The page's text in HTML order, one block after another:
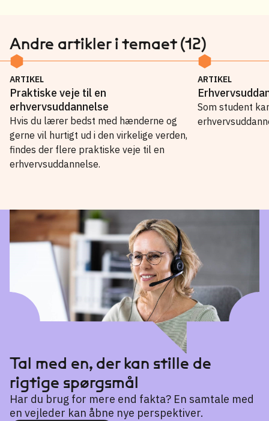
Andre artikler i temaet (12)
ARTIKEL
Praktiske veje til en
erhvervsuddannelse
Hvis du lærer bedst med hænderne og
gerne vil hurtigt ud i den virkelige verden,
findes der flere praktiske veje til en
erhvervsuddannelse.
ARTIKEL
Som student
Tal med en, der kan stille de
rigtige spørgsmål
Har du brug for mere end fakta? En samtale med
en vejleder kan åbne nye perspektiver.